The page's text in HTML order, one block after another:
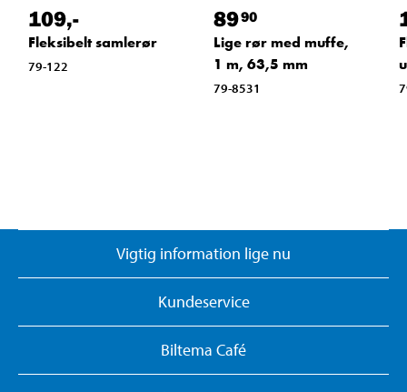
109,-
Fleksibelt samlerør
79-122
8990
Lige rør med muffe,
1 m, 63,5 mm
79-8531
Vigtig information lige nu
Kundeservice
Biltema Café